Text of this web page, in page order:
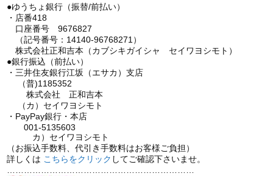
●ゆうちょ銀行（振替/前払い）
・店番418
口座番号 9676827
（記号番号：14140-96768271）
株式会社正和吉本（カブシキガイシャ セイワヨシモト）
●銀行振込（前払い）
・三井住友銀行江坂（エサカ）支店
（普)1185352
株式会社 正和吉本
（カ）セイワヨシモト
・PayPay銀行・本店
001-5135603
カ）セイワヨシモト
（お振込手数料、代引き手数料はお客様ご負担）
詳しくは こちらをクリック してご確認下さいませ。
…………………………………………………………